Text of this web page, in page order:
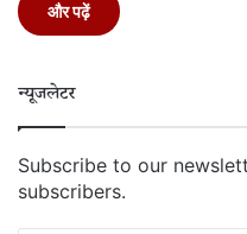
और पढ़ें
न्यूजलेटर
Subscribe to our
subscribers.